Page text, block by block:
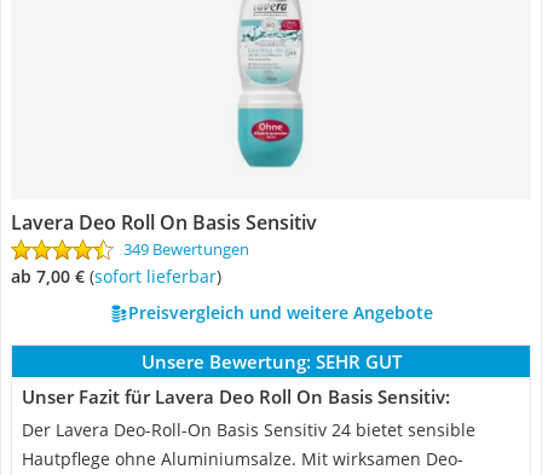
Lavera Deo Roll On Basis Sensitiv
349 Bewertungen
ab 7,00 € ( Sofort lieferbar)
Preisvergleich und weitere Angebote
Unsere Bewertung: SEHR GUT
Unser Fazit für Lavera Deo Roll On Basis Sensitiv:
Der Lavera Deo-Roll-On Basis Sensitiv 24 bietet sensible
Hautpflege ohne Aluminiumsalze. Mit wirksamen Deo-